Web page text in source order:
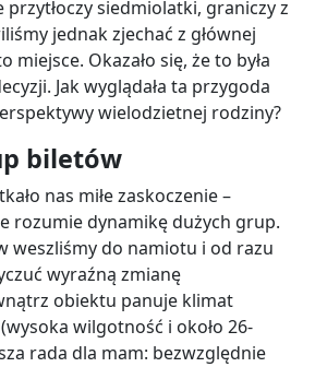
przytłoczy siedmiolatki, graniczy z
jednak zjechać z głównej
miejsce. Okazało się, że to była
Jak wyglądała ta przygoda
wielodzietnej rodziny?
biletów
nas miłe zaskoczenie –
rozumie dynamikę dużych grup.
weszliśmy do namiotu i od razu
wyraźną zmianę
obiektu panuje klimat
wilgotność i około 26-
rada dla mam: bezwzględnie